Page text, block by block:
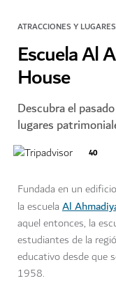
ATRACCIONES Y
Escuela Al
House
Descubra el
lugares
40
Fundada en un
la escuela Al
aquel entonces, la
estudiantes de la
educativo desde que
1958.